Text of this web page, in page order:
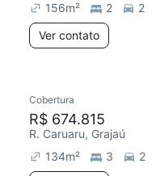
156m² 2
2
Ver contato
Cobertura
R$ 674.815
R. Caruaru, Grajaú
134m² 3
2